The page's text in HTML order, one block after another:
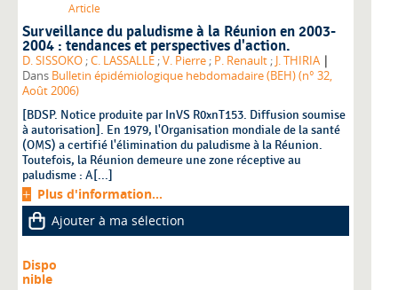
Article
Surveillance du paludisme à la Réunion en 2003-
2004 : tendances et perspectives d'action.
D. SISSOKO ;C. LASSALLE ;V. Pierre ; P. Renault ; J. THIRIA |
Dans Bulletin épidémiologique hebdomadaire (BEH) (n° 32,
Août 2006)
[BDSP. Notice produite par InVS R0xnT153. Diffusion soumise
à autorisation]. En 1979, l'Organisation mondiale de la santé
(OMS) a certifié l'élimination du paludisme à la Réunion.
Toutefois, la Réunion demeure une zone réceptive au
paludisme : A[...]
Plus d'information...
Ajouter à ma sélection
Dispo
nible